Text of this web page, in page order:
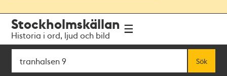
navigationen
huvudinnehållet
Stockholmskällan
Historia i ord, ljud och bild
Sök
Sök